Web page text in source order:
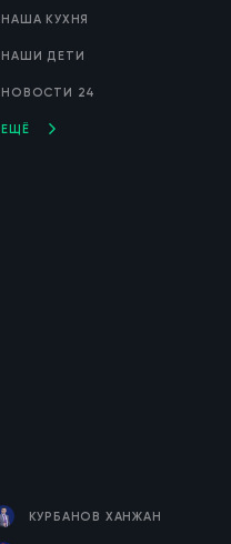
НАША КУХНЯ
НАШИ ДЕТИ
НОВОСТИ 24
ЕЩЁ
КУРБАНОВ ХАНЖАН